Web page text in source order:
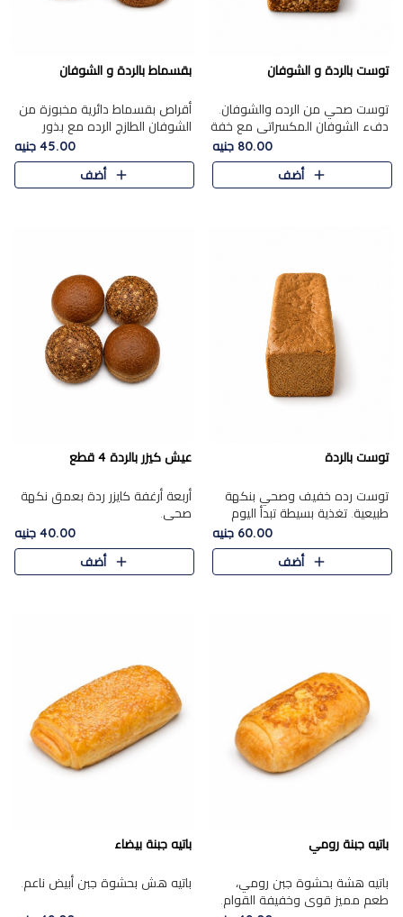
توست بالردة و الشوفان
توست صحي من الرده والشوفان.
دفء الشوفان المكسراتي مع خفة
80.00 جنيه
أضف
بقسماط بالردة و الشوفان
أقراص بقسماط دائرية مخبوزة من
الشوفان الطازج الرده مع بذور
مختارة. قرمشة الحبوب والبذور،
بداية صحية لكل صباح.
45.00 جنيه
أضف
توست بالردة
توست رده خفيف وصحي بنكهة
طبيعية. تغذية بسيطة تبدأ اليوم
60.00 جنيه
أضف
عيش كيزر بالردة 4 قطع
أربعة أرغفة كايزر ردة بعمق نكهة
صحي.
40.00 جنيه
أضف
باتيه جبنة رومي
باتيه هشة بحشوة جبن رومي،
طعم مميز قوي وخفيفة القوام.
باتيه جبنة بيضاء
باتيه هش بحشوة جبن أبيض ناعم.